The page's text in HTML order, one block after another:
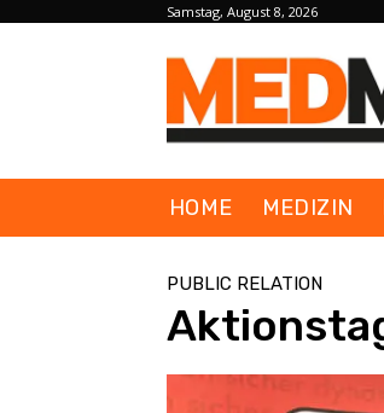
Samstag, August 8, 2026
HOME MEDIZIN
PUBLIC RELATION